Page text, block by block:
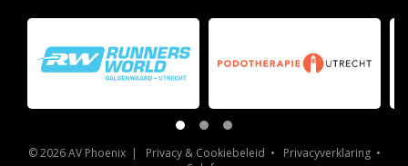
© 2026 AV Phoenix | Privacy & Cookiebeleid • Privacyverklaring•